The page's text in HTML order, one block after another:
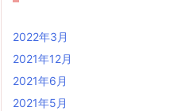
2022年3月
2021年12月
2021年6月
2021年5月